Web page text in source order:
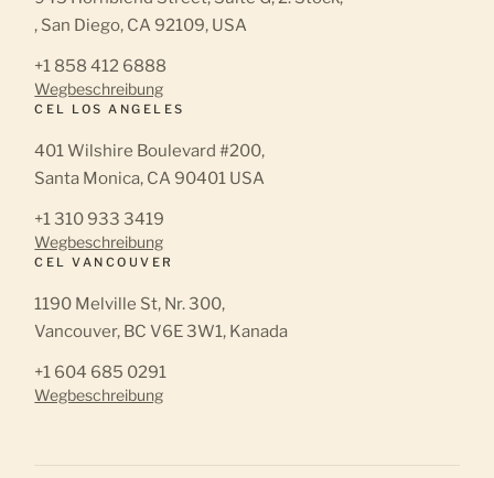
, San Diego, CA 92109, USA
+1 858 412 6888
Wegbeschreibung
CEL LOS ANGELES
401 Wilshire Boulevard #200,
Santa Monica, CA 90401 USA
+1 310 933 3419
Wegbeschreibung
CEL VANCOUVER
1190 Melville St, Nr. 300,
Vancouver, BC V6E 3W1, Kanada
+1 604 685 0291
Wegbeschreibung